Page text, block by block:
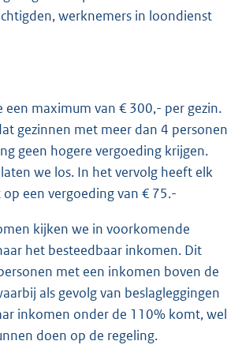
werknemers in loondienst
een maximum van € 300,- per gezin.
gezinnen met meer dan 4 personen
geen hogere vergoeding krijgen.
we los. In het vervolg heeft elk
op een vergoeding van € 75.-
kijken we in voorkomende
het besteedbaar inkomen. Dit
met een inkomen boven de
als gevolg van beslagleggingen
inkomen onder de 110% komt, wel
doen op de regeling.